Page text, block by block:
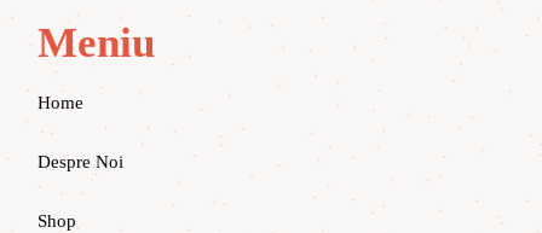
Meniu
Home
Despre Noi
Shop